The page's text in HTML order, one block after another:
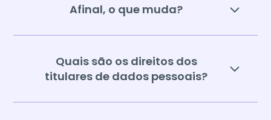
Afinal, o que muda?
Quais são os direitos dos
titulares de dados pessoais?